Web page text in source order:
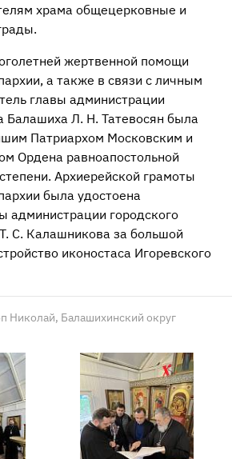
храма общецерковные и
жертвенной помощи
а также в связи с личным
главы администрации
Балашиха Л. Н. Татевосян была
Патриархом Московским и
Ордена равноапостольной
Архиерейской грамоты
была удостоена
администрации городского
С. Калашникова за большой
иконостаса Игоревского
Николай, Балашихинский округ